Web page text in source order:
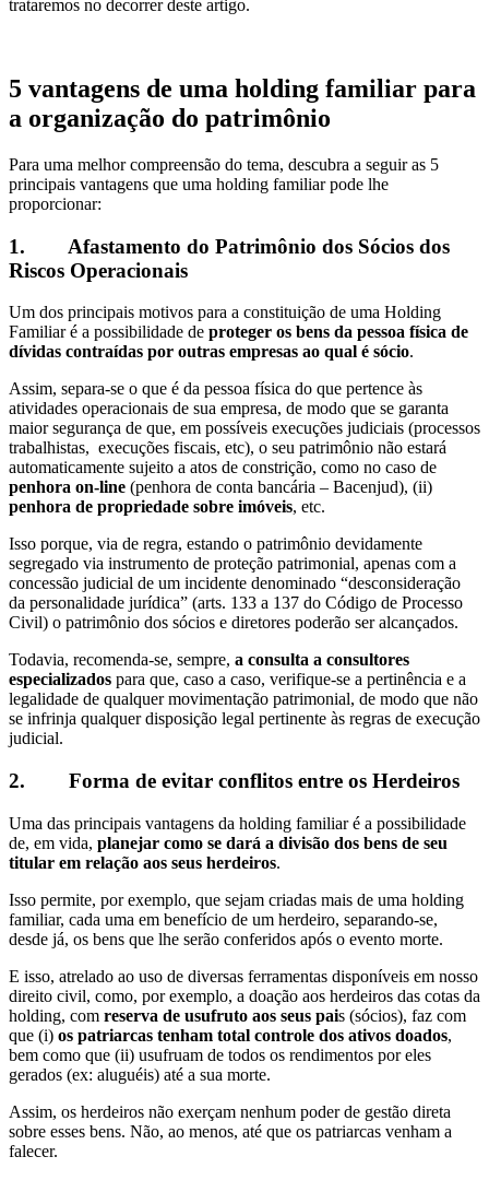
trataremos no decorrer deste artigo.
5 vantagens de uma holding familiar para
a organização do patrimônio
Para uma melhor compreensão do tema, descubra a seguir as 5
principais vantagens que uma holding familiar pode lhe
proporcionar:
1. Afastamento do Patrimônio dos Sócios dos
Riscos Operacionais
Um dos principais motivos para a constituição de uma Holding
Familiar é a possibilidade de proteger os bens da pessoa física de
dívidas contraídas por outras empresas ao qual é sócio.
Assim, separa-se o que é da pessoa física do que pertence às
atividades operacionais de sua empresa, de modo que se garanta
maior segurança de que, em possíveis execuções judiciais (processos
trabalhistas, execuções fiscais, etc), o seu patrimônio não estará
automaticamente sujeito a atos de constrição, como no caso de
penhora on-line (penhora de conta bancária – Bacenjud), (ii)
penhora de propriedade sobre imóveis, etc.
Isso porque, via de regra, estando o patrimônio devidamente
segregado via instrumento de proteção patrimonial, apenas com a
concessão judicial de um incidente denominado “desconsideração
da personalidade jurídica” (arts. 133 a 137 do Código de Processo
Civil) o patrimônio dos sócios e diretores poderão ser alcançados.
Todavia, recomenda-se, sempre, a consulta a consultores
especializados para que, caso a caso, verifique-se a pertinência e a
legalidade de qualquer movimentação patrimonial, de modo que não
se infrinja qualquer disposição legal pertinente às regras de execução
judicial.
2. Forma de evitar conflitos entre os Herdeiros
Uma das principais vantagens da holding familiar é a possibilidade
de, em vida, planejar como se dará a divisão dos bens de seu
titular em relação aos seus herdeiros.
Isso permite, por exemplo, que sejam criadas mais de uma holding
familiar, cada uma em benefício de um herdeiro, separando-se,
desde já, os bens que lhe serão conferidos após o evento morte.
E isso, atrelado ao uso de diversas ferramentas disponíveis em nosso
direito civil, como, por exemplo, a doação aos herdeiros das cotas da
holding, com reserva de usufruto aos seus pais (sócios), faz com
que (i) os patriarcas tenham total controle dos ativos doados,
bem como que (ii) usufruam de todos os rendimentos por eles
gerados (ex: aluguéis) até a sua morte.
Assim, os herdeiros não exerçam nenhum poder de gestão direta
sobre esses bens. Não, ao menos, até que os patriarcas venham a
falecer.